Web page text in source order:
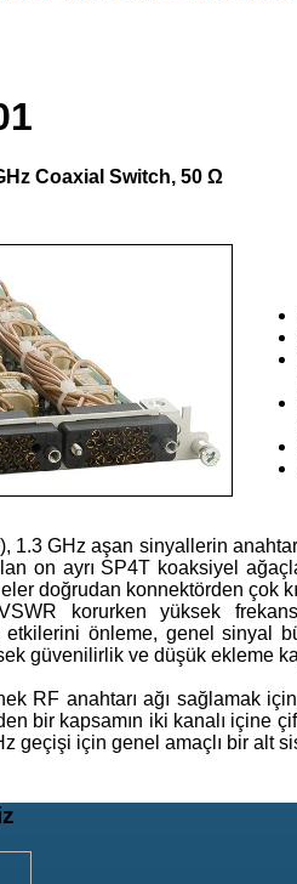
Coaxial Switch, 50 Ω
1.3 GHz aşan sinyallerin
on ayrı SP4T koaksiyel
doğrudan konnektörden çok
korurken yüksek
etkilerini önleme, genel sinyal
güvenilirlik ve düşük ekleme
RF anahtarı ağı sağlamak
bir kapsamın iki kanalı içine
geçişi için genel amaçlı bir alt